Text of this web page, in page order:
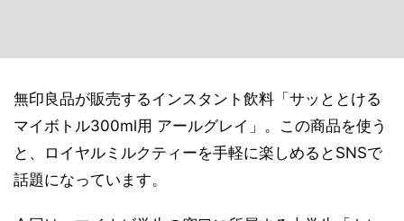
無印良品が販売するインスタント飲料「サッととける
マイボトル300ml用 アールグレイ」。この商品を使う
と、ロイヤルミルクティーを手軽に楽しめるとSNSで
話題になっています。